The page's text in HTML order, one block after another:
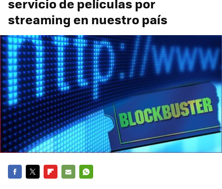
streaming en nuestro país